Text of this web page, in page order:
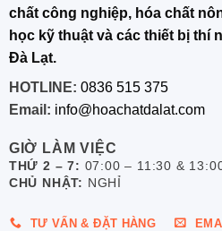
chất công nghiệp, hóa chất
học kỹ thuật và các thiết bị thí
Đà Lạt.
HOTLINE: 0836 515 375
Email: info@hoachatdalat.com
GIỜ LÀM VIỆC
THỨ 2 – 7: 07:00 – 11:30 &
CHỦ NHẬT: NGHỈ
TƯ VẤN & ĐẶT HÀNG